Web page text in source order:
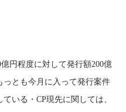
円程度に対して発行額200億
っとも今月に入って発行案件
いる・CP現先に関しては、